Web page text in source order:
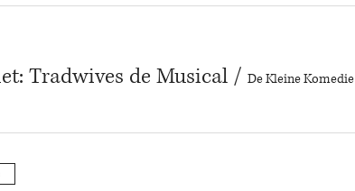
Tradwives de Musical / De Kleine Komedie